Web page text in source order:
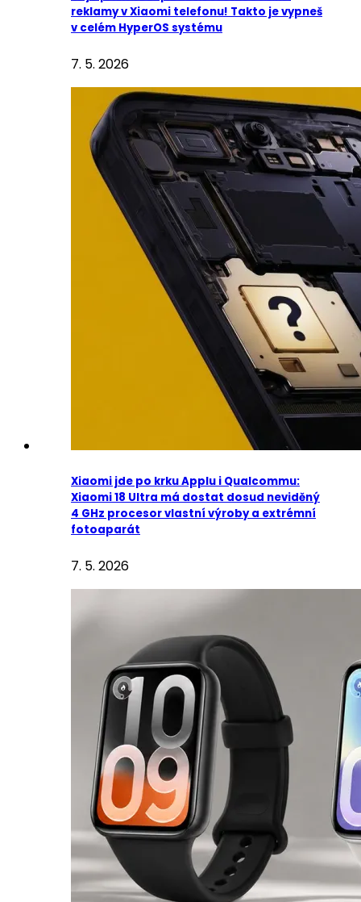
reklamy v Xiaomi telefonu! Takto je vypneš
v celém HyperOS systému
7. 5. 2026
Xiaomi jde po krku Applu i Qualcommu:
Xiaomi 18 Ultra má dostat dosud neviděný
4 GHz procesor vlastní výroby a extrémní
fotoaparát
7. 5. 2026